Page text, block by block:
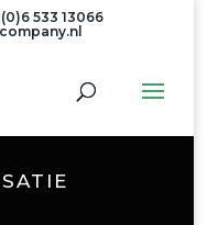
533 13066